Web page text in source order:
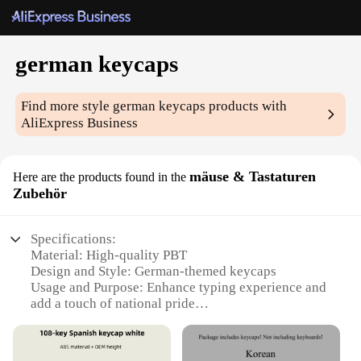
german keycaps
Find more style german keycaps products with
AliExpress Business
Here are the products found in the mäuse & Tastaturen
Zubehör
Specifications:
Material: High-quality PBT
Design and Style: German-themed keycaps
Usage and Purpose: Enhance typing experience and
add a touch of national pride
language users or those who appreciate German
culture